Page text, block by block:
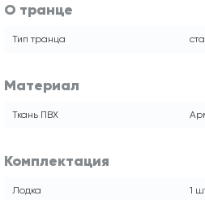
О транце
Тип транца
Материал
Ткань ПВХ
Комплектация
Лодка 1